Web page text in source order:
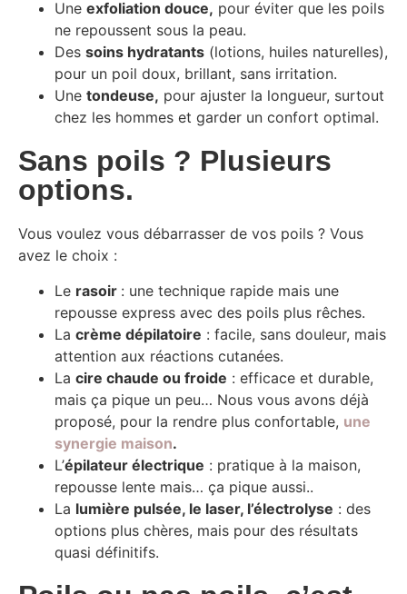
Une exfoliation douce, pour éviter que les poils
ne repoussent sous la peau.
Des soins hydratants (lotions, huiles naturelles),
pour un poil doux, brillant, sans irritation.
Une tondeuse, pour ajuster la longueur, surtout
chez les hommes et garder un confort optimal.
Sans poils ? Plusieurs
options.
Vous voulez vous débarrasser de vos poils ? Vous
avez le choix :
Le rasoir : une technique rapide mais une
repousse express avec des poils plus rêches.
La crème dépilatoire : facile, sans douleur, mais
attention aux réactions cutanées.
La cire chaude ou froide : efficace et durable,
mais ça pique un peu… Nous vous avons déjà
proposé, pour la rendre plus confortable, une
synergie maison.
L’épilateur électrique : pratique à la maison,
repousse lente mais… ça pique aussi..
La lumière pulsée, le laser, l’électrolyse : des
options plus chères, mais pour des résultats
quasi définitifs.